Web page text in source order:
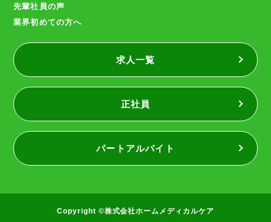
先輩社員の声
業界初めての方へ
求人一覧
正社員
パートアルバイト
Copyright ©株式会社ホームメディカルケア